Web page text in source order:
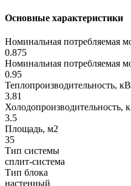
Основные характеристики
Номинальная потребляемая
0.875
Номинальная потребляемая
0.95
Теплопроизводительность,
3.81
Холодопроизводительность,
3.5
Площадь, м2
35
Тип системы
сплит-система
Тип блока
настенный